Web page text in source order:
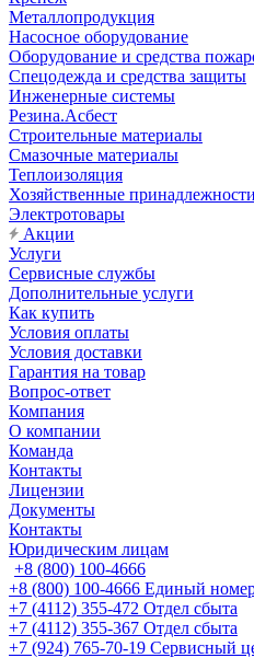
Металлопродукция
Насосное оборудование
Оборудование и средства
Спецодежда и средства защиты
Инженерные системы
Резина.Асбест
Строительные материалы
Смазочные материалы
Теплоизоляция
Хозяйственные принадлежности
Электротовары
Акции
Услуги
Сервисные службы
Дополнительные услуги
Как купить
Условия оплаты
Условия доставки
Гарантия на товар
Вопрос-ответ
Компания
О компании
Команда
Контакты
Лицензии
Документы
Контакты
Юридическим лицам
+8 (800) 100-4666
+8 (800) 100-4666 Единый
+7 (4112) 355-472 Отдел сбыта
+7 (4112) 355-367 Отдел сбыта
+7 (924) 765-70-19 Сервисный